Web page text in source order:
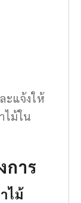
ะแจ้งให้
ไม้ใน
การ
ไม้